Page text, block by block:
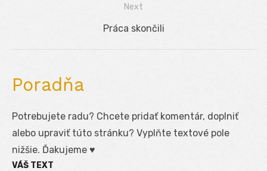
Next
Next
Práca skončili
Poradňa
Potrebujete radu? Chcete pridať komentár, doplniť
alebo upraviť túto stránku? Vyplňte textové pole
nižšie. Ďakujeme ♥
VÁŠ TEXT